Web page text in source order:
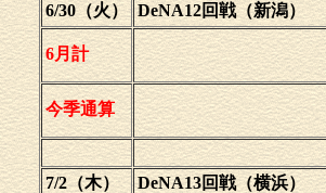
6/30（火） DeNA12回戦（新潟）
6月計
今季通算
7/2（木）
DeNA13回戦（横浜）